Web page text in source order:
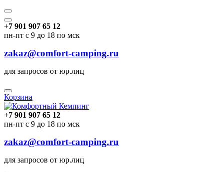
+7 901 907 65 12
пн-пт с 9 до 18 по мск
zakaz@comfort-camping.ru
для запросов от юр.лиц
Корзина
+7 901 907 65 12
пн-пт с 9 до 18 по мск
zakaz@comfort-camping.ru
для запросов от юр.лиц